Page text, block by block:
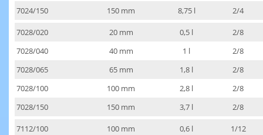
7024/150
150 mm 8,75 l 2/4
7028/020 20 mm 0,5 l
2/8
7028/040
40 mm 1 l
2/8
7028/065
65 mm 1,8 l
2/8
7028/100
100 mm 2,8 l
2/8
7028/150
150 mm 3,7 l 2/8
7112/100 100 mm 0,6 l
1/12